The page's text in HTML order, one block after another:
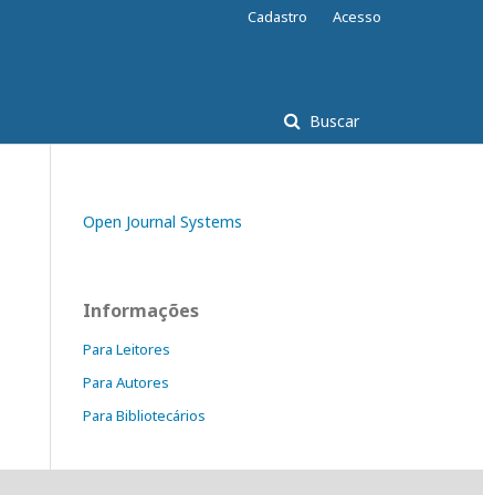
Buscar
Cadastro Acesso
Open Journal Systems
Informações
Para Leitores
Para Autores
Para Bibliotecários